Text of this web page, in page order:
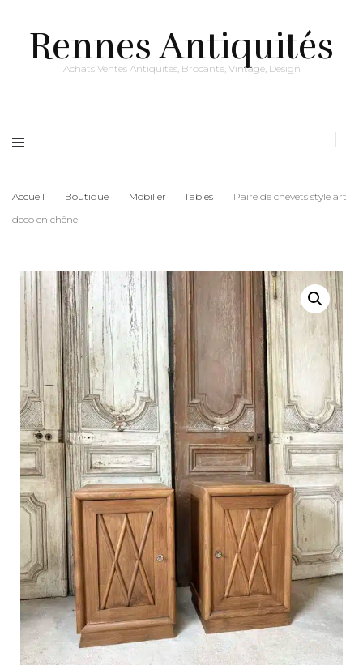
Rennes Antiquités
Achats Ventes Antiquités, Brocante, Vintage, Design
Accueil Boutique Mobilier Tables
Paire de chevets style art
deco en chêne